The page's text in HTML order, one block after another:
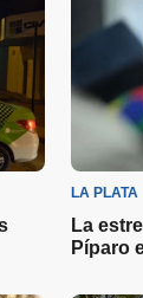
LA PLATA
La
Píparo